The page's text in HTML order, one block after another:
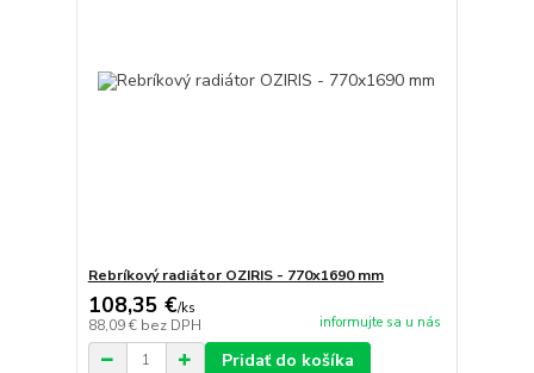
Rebríkový radiátor OZIRIS - 770x1690 mm
108,35 €/ks
88,09 € bez DPH informujte sa u nás
Pridať do košíka